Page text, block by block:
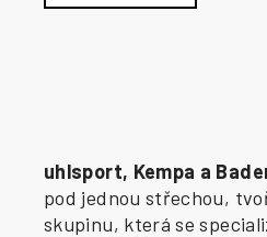
uhlsport, Kempa a
pod jednou střechou,
skupinu, která se